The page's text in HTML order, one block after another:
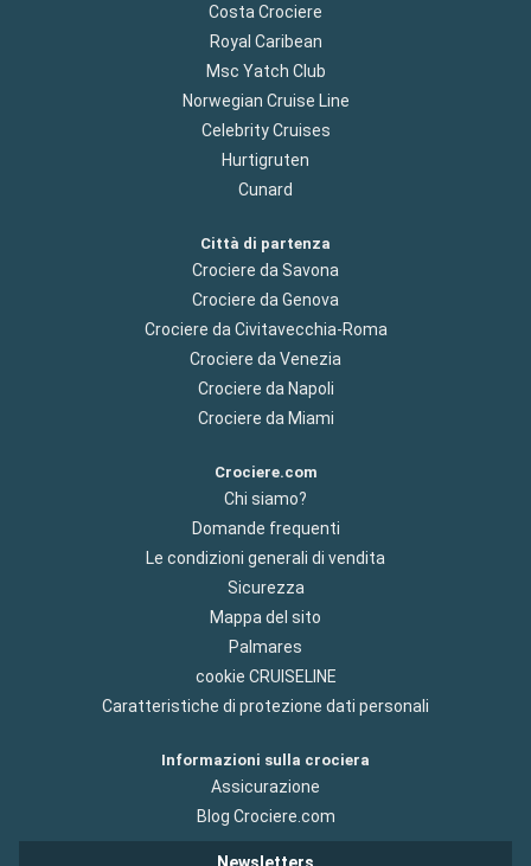
Costa Crociere
Royal Caribean
Msc Yatch Club
Norwegian Cruise Line
Celebrity Cruises
Hurtigruten
Cunard
Città di partenza
Crociere da Savona
Crociere da Genova
Crociere da Civitavecchia-Roma
Crociere da Venezia
Crociere da Napoli
Crociere da Miami
Crociere.com
Chi siamo?
Domande frequenti
Le condizioni generali di vendita
Sicurezza
Mappa del sito
Palmares
cookie CRUISELINE
Caratteristiche di protezione dati personali
Informazioni sulla crociera
Assicurazione
Blog Crociere.com